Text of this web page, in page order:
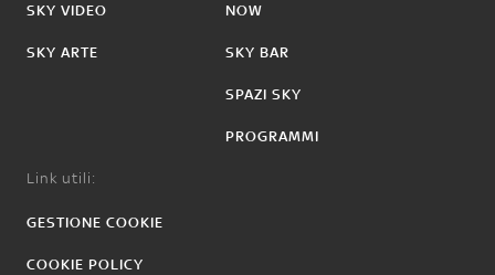
SKY VIDEO
SKY ARTE
NOW
SKY BAR
SPAZI SKY
PROGRAMMI
Link utili:
GESTIONE COOKIE
COOKIE POLICY